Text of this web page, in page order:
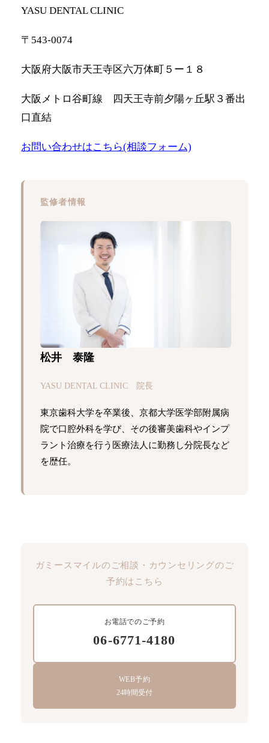
YASU DENTAL CLINIC
〒543-0074
大阪府大阪市天王寺区六万体町５ー１８
大阪メトロ谷町線 四天王寺前夕陽ヶ丘駅３番出
口直結
お問い合わせはこちら(相談フォーム)
監修者情報
松井 泰隆
YASU DENTAL CLINIC 院長
東京歯科大学を卒業後、京都大学医学部附属病
院で口腔外科を学び、その後審美歯科やインプ
ラント治療を行う医療法人に勤務し分院長など
を歴任。
ガミースマイルのご相談・カウンセリングのご
予約はこちら
お電話でのご予約
06-6771-4180
WEB予約
24時間受付